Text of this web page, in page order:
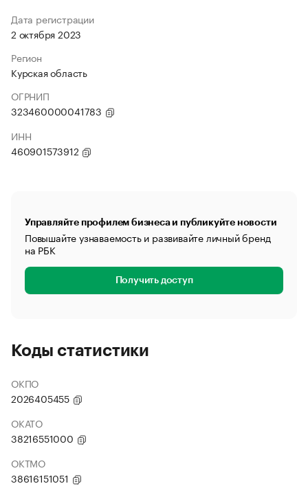
Дата регистрации
2 октября 2023
Регион
Курская область
ОГРНИП
323460000041783
ИНН
460901573912
Управляйте профилем бизнеса и публикуйте новости
Повышайте узнаваемость и развивайте личный бренд
на РБК
Получить доступ
Коды статистики
ОКПО
2026405455
ОКАТО
38216551000
ОКТМО
38616151051